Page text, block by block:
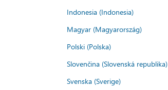
Indonesia (Indonesia)
Magyar (Magyarország)
Polski (Polska)
Slovenčina (Slovenská republika)
Svenska (Sverige)